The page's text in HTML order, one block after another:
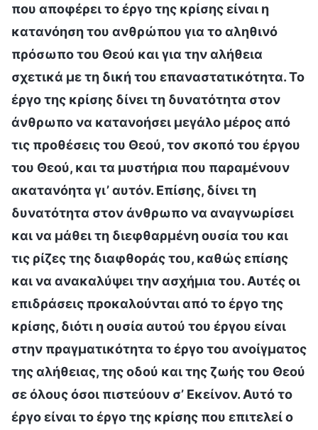
που αποφέρει το έργο της κρίσης είναι η
κατανόηση του ανθρώπου για το αληθινό
πρόσωπο του Θεού και για την αλήθεια
σχετικά με τη δική του επαναστατικότητα. Το
έργο της κρίσης δίνει τη δυνατότητα στον
άνθρωπο να κατανοήσει μεγάλο μέρος από
τις προθέσεις του Θεού, τον σκοπό του έργου
του Θεού, και τα μυστήρια που παραμένουν
ακατανόητα γι’ αυτόν. Επίσης, δίνει τη
δυνατότητα στον άνθρωπο να αναγνωρίσει
και να μάθει τη διεφθαρμένη ουσία του και
τις ρίζες της διαφθοράς του, καθώς επίσης
και να ανακαλύψει την ασχήμια του. Αυτές οι
επιδράσεις προκαλούνται από το έργο της
κρίσης, διότι η ουσία αυτού του έργου είναι
στην πραγματικότητα το έργο του ανοίγματος
της αλήθειας, της οδού και της ζωής του Θεού
σε όλους όσοι πιστεύουν σ’ Εκείνον. Αυτό το
έργο είναι το έργο της κρίσης που επιτελεί ο